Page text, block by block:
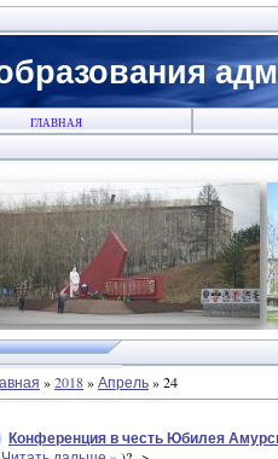
ГЛАВНАЯ
»2018»Апрель»24
Конференция в честь Юбилея